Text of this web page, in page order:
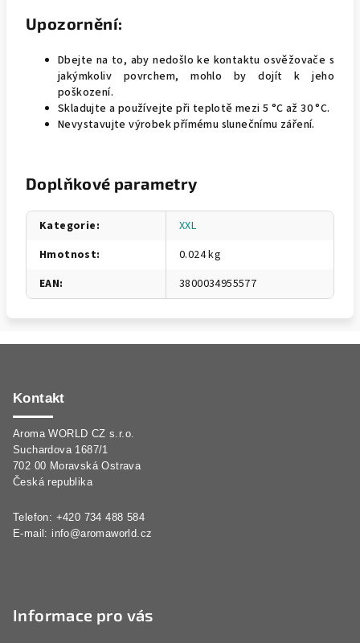
Upozornění:
Dbejte na to, aby nedošlo ke kontaktu osvěžovače s
jakýmkoliv povrchem, mohlo by dojít k jeho
poškození.
Skladujte a používejte při teplotě mezi 5 °C až 30 °C.
Nevystavujte výrobek přímému slunečnímu záření.
Doplňkové parametry
Kategorie:
XXL
Hmotnost:
0.024 kg
EAN: 3800034955577
Kontakt
Aroma WORLD CZ s.r.o.
Suchardova 1687/1
702 00 Moravská Ostrava
Česká republika
Telefon: +420 734 488 584
E-mail: info@aromaworld.cz
Informace pro vás